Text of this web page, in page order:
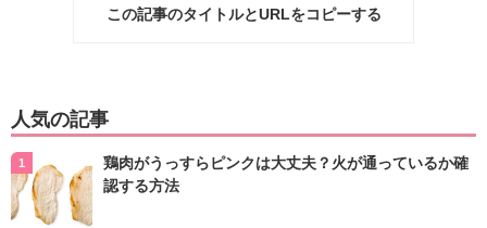
この記事のタイトルとURLをコピーする
人気の記事
鶏肉がうっすらピンクは大丈夫？火が通っているか確
認する方法